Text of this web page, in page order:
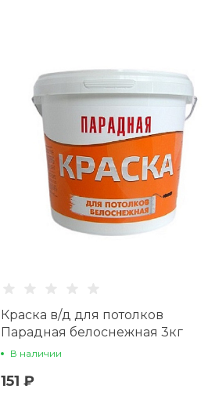
Краска в/д для потолков
Парадная белоснежная 3кг
В наличии
151 ₽